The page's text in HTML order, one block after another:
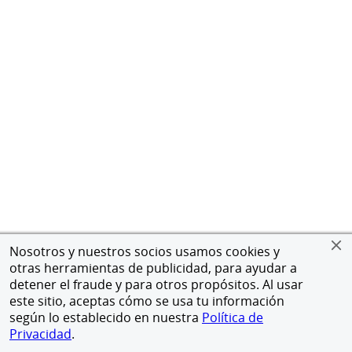
Nosotros y nuestros socios usamos cookies y
otras herramientas de publicidad, para ayudar a
detener el fraude y para otros propósitos. Al usar
este sitio, aceptas cómo se usa tu información
según lo establecido en nuestra Política de
Privacidad.